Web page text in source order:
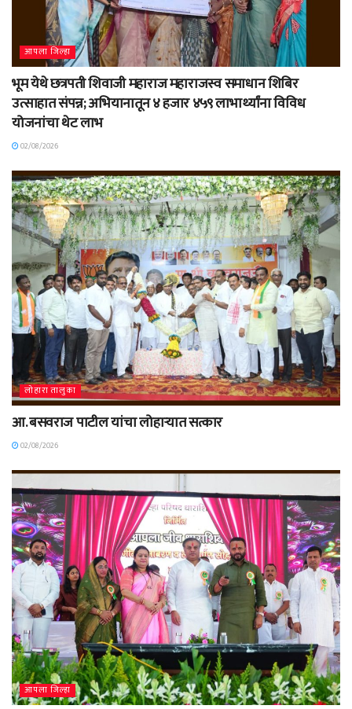
आपला जिल्हा
भूम येथे छत्रपती शिवाजी महाराज महाराजस्व समाधान शिबिर
उत्साहात संपन्न; अभियानातून ४ हजार ४५९ लाभार्थ्यांना विविध
योजनांचा थेट लाभ
02/08/2026
लोहारा तालुका
आ. बसवराज पाटील यांचा लोहाऱ्यात सत्कार
02/08/2026
आपला जिल्हा